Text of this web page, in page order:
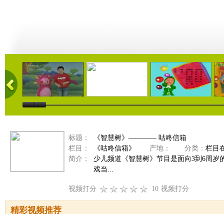
02:27 03:05 02:42
标题：
《智慧树》———— 咕咚信箱
栏目：
《咕咚信箱》 产地： 分类： 栏目
简介：
少儿频道《智慧树》节目是面向3到6周
戏当...
视频打分 10 视频打分
精彩视频推荐